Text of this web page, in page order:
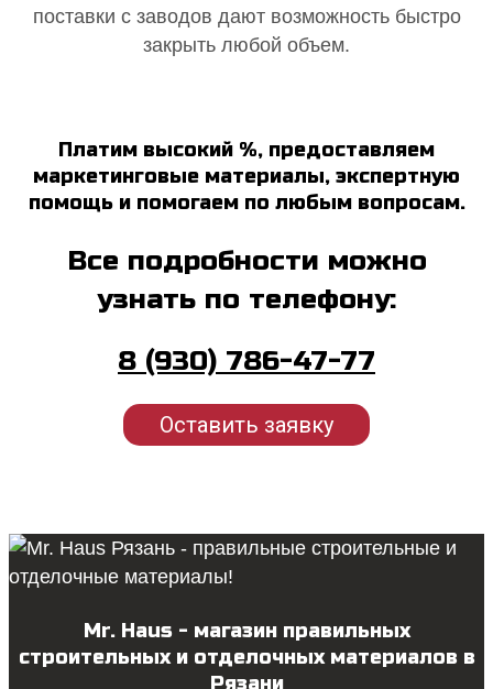
поставки с заводов дают возможность быстро
закрыть любой объем.
Платим высокий %, предоставляем
маркетинговые материалы, экспертную
помощь и помогаем по любым вопросам.
Все подробности можно
узнать по телефону:
8 (930) 786-47-77
Оставить заявку
Mr. Haus - магазин правильных
строительных и отделочных материалов в
Рязани